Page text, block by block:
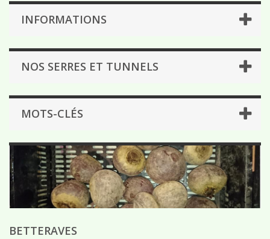
INFORMATIONS
NOS SERRES ET TUNNELS
MOTS-CLÉS
BETTERAVES